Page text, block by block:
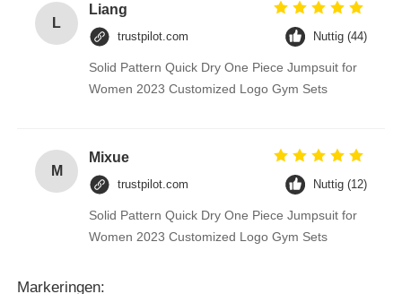
L
Liang
trustpilot.com Nuttig (44)
Solid Pattern Quick Dry One Piece Jumpsuit for
Women 2023 Customized Logo Gym Sets
M
Mixue
trustpilot.com Nuttig (12)
Solid Pattern Quick Dry One Piece Jumpsuit for
Women 2023 Customized Logo Gym Sets
Markeringen: